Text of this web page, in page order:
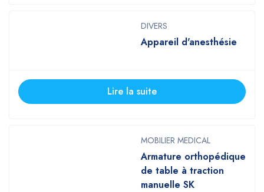
DIVERS
Appareil d'anesthésie
Lire la suite
MOBILIER MEDICAL
Armature orthopédique
de table à traction
manuelle SK